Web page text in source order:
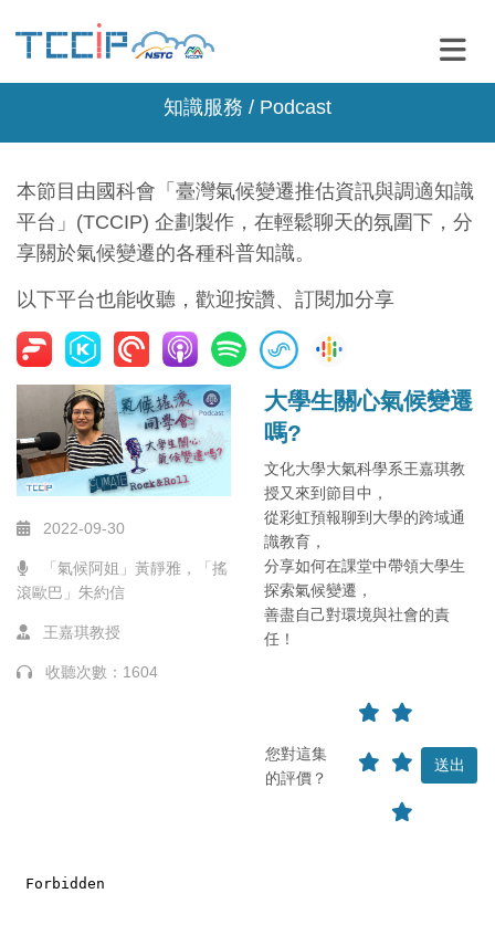
知識服務 / Podcast
本節目由國科會「臺灣氣候變遷推估資訊與調適知識
平台」(TCCIP) 企劃製作，在輕鬆聊天的氛圍下，分
享關於氣候變遷的各種科普知識。
以下平台也能收聽，歡迎按讚、訂閱加分享
2022-09-30
「氣候阿姐」黃靜雅，「搖
滾歐巴」朱約信
王嘉琪教授
收聽次數：1604
大學生關心氣候變遷
嗎?
文化大學大氣科學系王嘉琪教
授又來到節目中，
從彩虹預報聊到大學的跨域通
識教育，
分享如何在課堂中帶領大學生
探索氣候變遷，
善盡自己對環境與社會的責
任！
您對這集
的評價？